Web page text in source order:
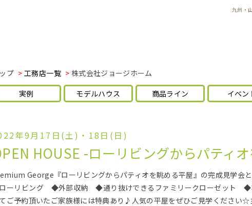
九州・
プ 工務店一覧
株式会社ジョージホーム
実例
モデルハウス 商品ライン イベン
年9月17日(土)・18日(日)
HOUSE -ローリビングからパティ
George『ローリビングからパティオを眺める平屋』の完成見学
ーリビング ◆外部収納 ◆通り抜けできるファミリークローゼット ◆
ご予約頂いたご家族様には特典あり♪人気の平屋をぜひご見学ください☆